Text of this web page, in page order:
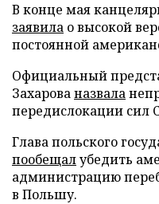
В конце мая
заявила о высокой
постоянной
Официальный
Захарованазвала
передислокации сил
Глава польского
пообещалубедить
администрацию
в Польшу.